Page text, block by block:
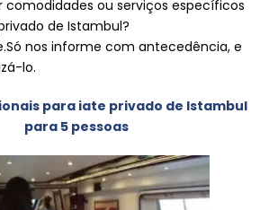
comodidades ou serviços específicos
de Istambul?
nos informe com antecedência, e
lo.
para iate privado de Istambul
para 5 pessoas